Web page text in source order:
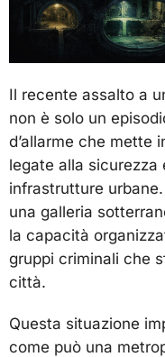
Il recente assalto a
non è solo un
d’allarme che mette
legate alla sicurezza
infrastrutture
una galleria
la capacità
gruppi criminali che
città.
Questa situazione
come può una